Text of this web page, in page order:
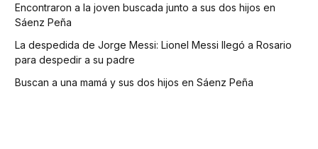
Encontraron a la joven buscada junto a sus dos hijos en
Sáenz Peña
La despedida de Jorge Messi: Lionel Messi llegó a Rosario
para despedir a su padre
Buscan a una mamá y sus dos hijos en Sáenz Peña